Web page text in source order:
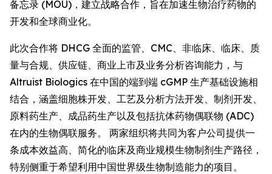
备忘录 (MOU)，建立战略合作，旨在加速生物治疗药物的
开发和全球商业化。
此次合作将 DHCG 全面的监管、CMC、非临床、临床、质
量与合规、供应链、商业上市及业务分析咨询能力，与
Altruist Biologics 在中国的端到端 cGMP 生产基础设施相
结合，涵盖细胞株开发、工艺及分析方法开发、制剂开发、
原料药生产、成品药生产以及包括抗体药物偶联物 (ADC)
在内的生物偶联服务。 两家组织将共同为客户公司提供一
条成本效益高、简化的临床及商业规模生物制剂生产路径，
特别侧重于希望利用中国世界级生物制造能力的项目。